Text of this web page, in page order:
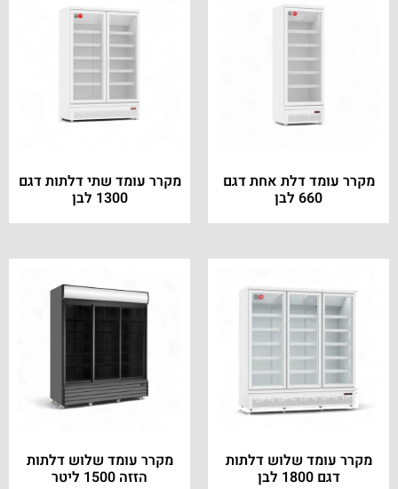
מקרר עומד דלת אחת דגם
660 לבן
מקרר עומד שתי דלתות דגם
1300 לבן
מקרר עומד שלוש דלתות
דגם 1800 לבן
מקרר עומד שלוש דלתות
הזזה 1500 ליטר